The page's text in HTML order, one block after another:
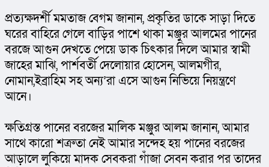
প্রত্যক্ষদর্শী মমতাজ বেগম জানান, প্রকৃতির ডাকে সাড়া দিতে
ঘরের বাহিরে গেলে বাড়ির পাশে থাকা মঞ্জুর আলমের পানের
বরজে আগুন দেখতে পেয়ে ডাক চিৎকার দিলে আমার স্বামী
জাহের মাঝি, পার্শবর্তী দেলোয়ার হোসেন, আলমগীর,
নোমান,ইব্রাহিম সহ অন্য’রা এসে আগুন নিভিয়ে নিয়ন্ত্রণে
আনে।
ক্ষতিগ্রস্ত পানের বরজের মালিক মঞ্জুর আলম জানান, আমার
সাথে কারো শত্রুতা নেই আমার সন্দেহ হয় পানের বরজের
আড়ালে লুকিয়ে মাদক সেবকরা গাঁজা সেবন করার পর তাদের